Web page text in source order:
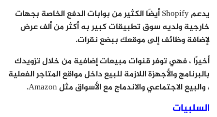
يدعم Shopify أيضًا الكثير من بوابات الدفع الخاصة بجهات
خارجية ولديه سوق تطبيقات كبير به أكثر من ألف عرض
لإضافة وظائف إلى موقعك ببضع نقرات.
أخيرًا ، فهي توفر قنوات مبيعات إضافية من خلال تزويدك
بالبرنامج والأجهزة اللازمة للبيع داخل مواقع المتاجر الفعلية
، والبيع الاجتماعي والاندماج مع الأسواق مثل Amazon.
السلبيات